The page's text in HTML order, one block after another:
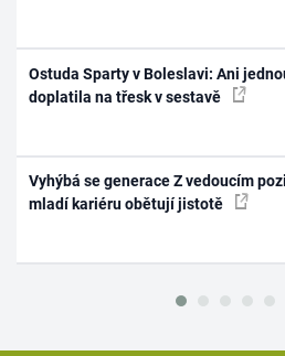
Ostuda Sparty v Boleslavi: Ani
doplatila na třesk v sestavě
Vyhýbá se generace Z vedoucím
mladí kariéru obětují jistotě